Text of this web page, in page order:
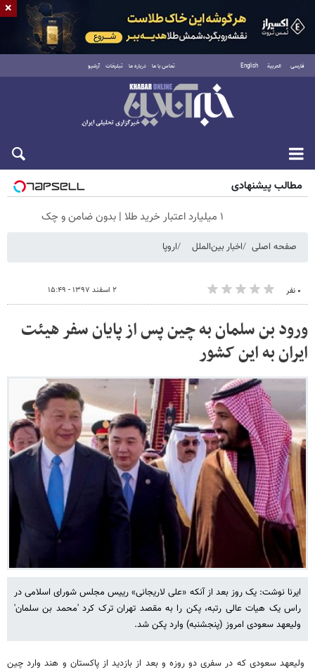
فارسی العربية English تماس با ما درباره ما تبلیغات آرشیو
جمعه ۱۶ مرداد ۱۴۰۵
مطالب پیشنهادی
۱ میلیارد اعتبار خرید طلا | بدون ضامن و چک
صفحه اصلی اخبار بین‌الملل اروپا
۰ نفر ۲ اسفند ۱۳۹۷ - ۱۵:۴۹
ورود بن سلمان به چین پس از پایان سفر هیئت
ایران به این کشور
ایرنا نوشت: یک روز بعد از آنکه «علی لاریجانی» رییس مجلس شورای اسلامی در
راس یک هیات عالی رتبه، پکن را به مقصد تهران ترک کرد 'محمد بن سلمان'
ولیعهد سعودی امروز (پنجشنبه) وارد پکن شد.
ولیعهد سعودی که در سفری دو روزه و بعد از بازدید از پاکستان و هند وارد چین
×